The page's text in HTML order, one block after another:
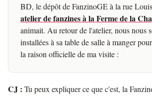
BD, le dépôt de FanzinoGE à la rue
atelier de fanzines à la Ferme de la
animait. Au retour de l'atelier, nous nous
installées à sa table de salle à manger
la raison officielle de ma visite :
CJ : Tu peux expliquer ce que c'est, la